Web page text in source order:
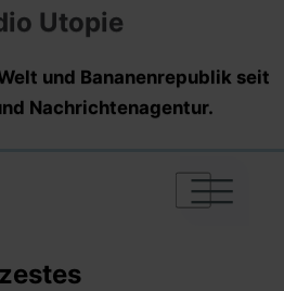
Utopie
und Bananenrepublik seit
Nachrichtenagentur.
|
|
|